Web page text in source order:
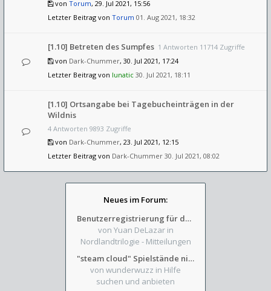
von Torum, 29. Jul 2021, 15:56
Letzter Beitrag von Torum 01. Aug 2021, 18:32
[1.10] Betreten des Sumpfes 1 Antworten 11714 Zugriffe
von Dark-Chummer, 30. Jul 2021, 17:24
Letzter Beitrag von lunatic 30. Jul 2021, 18:11
[1.10] Ortsangabe bei Tagebucheinträgen in der
Wildnis
4 Antworten 9893 Zugriffe
von Dark-Chummer, 23. Jul 2021, 12:15
Letzter Beitrag von Dark-Chummer 30. Jul 2021, 08:02
Neues im Forum:
Benutzerregistrierung für das SchickHD-/SchweifHD-Forum gesperrt
von Yuan DeLazar in
Nordlandtrilogie - Mitteilungen
"steam cloud" Spielstände nicht verfügbar
von wunderwuzz in Hilfe
suchen und anbieten